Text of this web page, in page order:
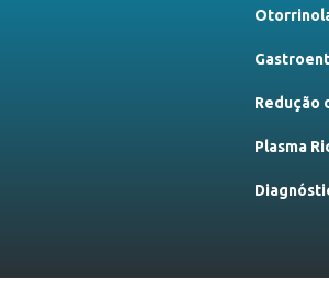
Redução
Plasma